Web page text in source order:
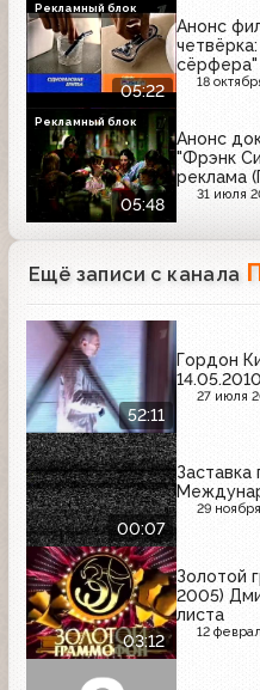
05:22
Анонс
сёрфера"
Gucci,
18
Рекламный блок
05:48
Анонс
"Фрэнк
реклама
31 июля
Рекламный блок
Ещё записи с канала
52:11
Гордон
27 июля
00:07
29
03:12
Золотой
2005)
листа
12